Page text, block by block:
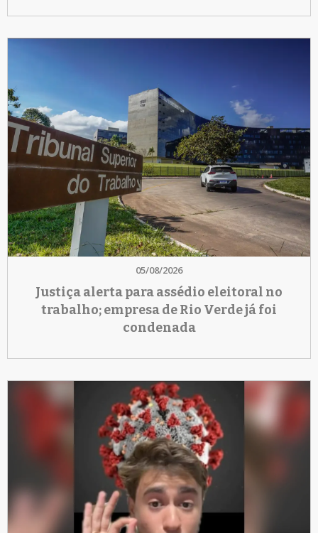
05/08/2026
Justiça alerta para assédio eleitoral no
trabalho; empresa de Rio Verde já foi
condenada